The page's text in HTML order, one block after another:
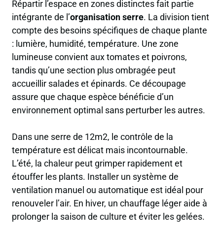
Répartir l’espace en zones distinctes fait partie
intégrante de l’organisation serre. La division tient
compte des besoins spécifiques de chaque plante
: lumière, humidité, température. Une zone
lumineuse convient aux tomates et poivrons,
tandis qu’une section plus ombragée peut
accueillir salades et épinards. Ce découpage
assure que chaque espèce bénéficie d’un
environnement optimal sans perturber les autres.
Dans une serre de 12m2, le contrôle de la
température est délicat mais incontournable.
L’été, la chaleur peut grimper rapidement et
étouffer les plants. Installer un système de
ventilation manuel ou automatique est idéal pour
renouveler l’air. En hiver, un chauffage léger aide à
prolonger la saison de culture et éviter les gelées.